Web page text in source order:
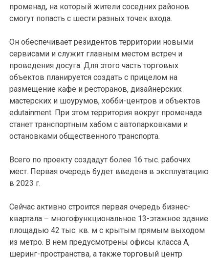
променад, на который жители соседних районов
смогут попасть с шести разных точек входа.
Он обеспечивает резидентов территории новыми
сервисами и служит главным местом встреч и
проведения досуга. Для этого часть торговых
объектов планируется создать с прицелом на
размещение кафе и ресторанов, дизайнерских
мастерских и шоурумов, хобби-центров и объектов
edutainment. При этом территория вокруг променада
станет транспортным хабом с автопарковками и
остановками общественного транспорта.
Всего по проекту создадут более 16 тыс. рабочих
мест. Первая очередь будет введена в эксплуатацию
в 2023 г.
Сейчас активно строится первая очередь бизнес-
квартала – многофункциональное 13-этажное здание
площадью 42 тыс. кв. м с крытым прямым выходом
из метро. В нем предусмотрены офисы класса А,
шеринг-пространства, а также торговый центр